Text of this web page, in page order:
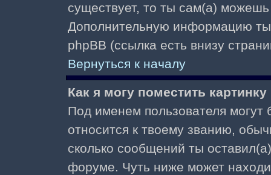
существует, то ты сам(а)
Дополнительную информацию
phpBB (ссылка есть внизу
Вернуться к началу
Как я могу поместить
Под именем пользователя могут
относится к твоему званию,
сколько сообщений ты
форуме. Чуть ниже может